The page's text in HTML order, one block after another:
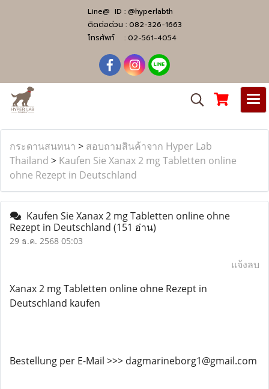
Line@ ID : @hyperlabth
ติดต่อด่วน : 082-326-1663
โทรศัพท์ : 02-561-4054
กระดานสนทนา > สอบถามสินค้าจาก Hyper Lab
Thailand > Kaufen Sie Xanax 2 mg Tabletten online
ohne Rezept in Deutschland
Kaufen Sie Xanax 2 mg Tabletten online ohne
Rezept in Deutschland (151 อ่าน)
29 ธ.ค. 2568 05:03
แจ้งลบ
Xanax 2 mg Tabletten online ohne Rezept in
Deutschland kaufen
Bestellung per E-Mail >>> dagmarineborg1@gmail.com